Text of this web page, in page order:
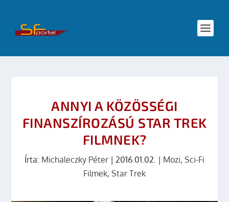
ANNYI A KÖZÖSSÉGI
FINANSZÍROZÁSÚ STAR TREK
FILMNEK?
Írta: Michaleczky Péter | 2016.01.02. | Mozi, Sci-Fi
Filmek, Star Trek